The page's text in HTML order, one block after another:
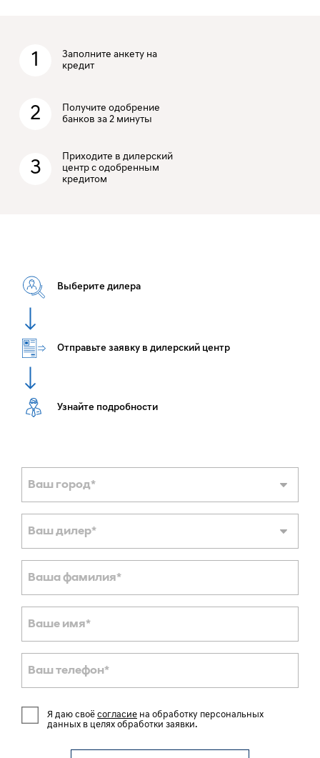
1
Заполните анкету на
кредит
2
Получите одобрение
банков за 2 минуты
3
Приходите в дилерский
центр с одобренным
кредитом
Выберите дилера
Отправьте заявку в дилерский центр
Узнайте подробности
Ваш город*
Ваш дилер*
Ваша фамилия*
Ваше имя*
Ваш телефон*
Я даю своё согласие на обработку персональных
данных в целях обработки заявки.